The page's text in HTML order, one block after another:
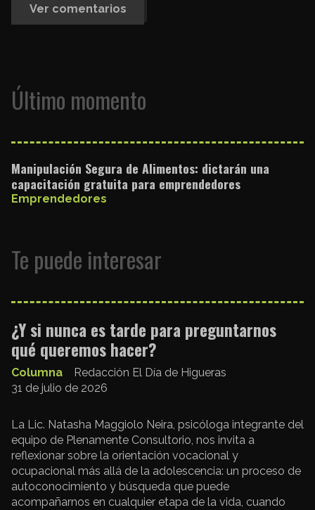
Ver comentarios
Último momento
Manipulación Segura de Alimentos: dictarán una
capacitación gratuita para emprendedores
Emprendedores
Te puede interesar
¿Y si nunca es tarde para preguntarnos
qué queremos hacer?
Redacción El Día de Higueras
Columna
31 de julio de 2026
La Lic. Natasha Maggiolo Neira, psicóloga integrante del
equipo de Plenamente Consultorio, nos invita a
reflexionar sobre la orientación vocacional y
ocupacional más allá de la adolescencia: un proceso de
autoconocimiento y búsqueda que puede
acompañarnos en cualquier etapa de la vida, cuando